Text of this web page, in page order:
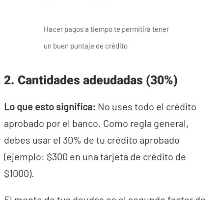
Hacer pagos a tiempo te permitirá tener
un buen puntaje de crédito
2. Cantidades adeudadas (30%)
Lo que esto significa: No uses todo el crédito
aprobado por el banco. Como regla general,
debes usar el 30% de tu crédito aprobado
(ejemplo: $300 en una tarjeta de crédito de
$1000).